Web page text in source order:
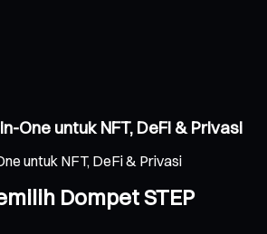
One untuk NFT, DeFi & Privasi
untuk NFT, DeFi & Privasi
Dompet STEP